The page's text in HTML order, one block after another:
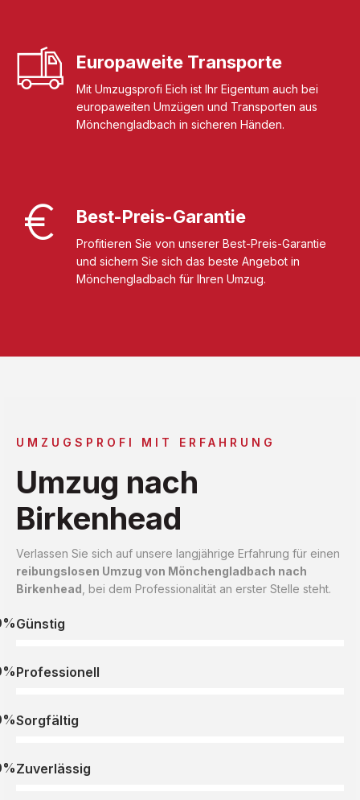
Europaweite Transporte
Mit Umzugsprofi Eich ist Ihr Eigentum auch bei
europaweiten Umzügen und Transporten aus
Mönchengladbach in sicheren Händen.
Best-Preis-Garantie
Profitieren Sie von unserer Best-Preis-Garantie
und sichern Sie sich das beste Angebot in
Mönchengladbach für Ihren Umzug.
UMZUGSPROFI MIT ERFAHRUNG
Umzug nach
Birkenhead
Verlassen Sie sich auf unsere langjährige Erfahrung für einen
reibungslosen Umzug von Mönchengladbach nach
Birkenhead , bei dem Professionalität an erster Stelle steht.
Günstig
Professionell
Sorgfältig
Zuverlässig